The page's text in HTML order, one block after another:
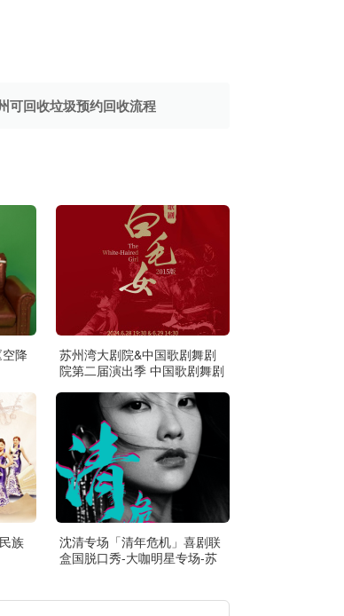
可回收垃圾预约回收流程
降
苏州湾大剧院&中国歌剧舞剧
院第二届演出季 中国歌剧舞剧
族
沈清专场「清年危机」喜剧联
盒国脱口秀-大咖明星专场-苏